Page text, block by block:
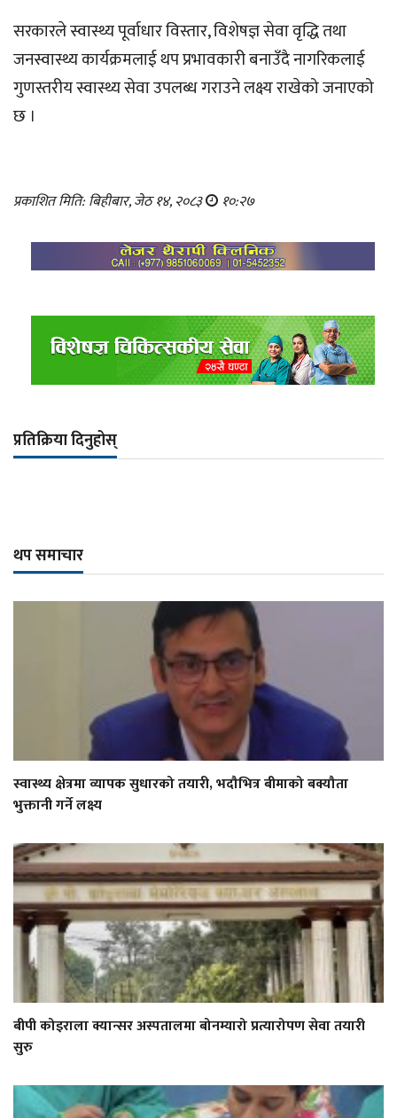
सरकारले स्वास्थ्य पूर्वाधार विस्तार, विशेषज्ञ सेवा वृद्धि तथा
जनस्वास्थ्य कार्यक्रमलाई थप प्रभावकारी बनाउँदै नागरिकलाई
गुणस्तरीय स्वास्थ्य सेवा उपलब्ध गराउने लक्ष्य राखेको जनाएको
छ ।
प्रकाशित मिति: बिहीबार, जेठ १४, २०८३ १०:२७
प्रतिक्रिया दिनुहोस्
थप समाचार
स्वास्थ्य क्षेत्रमा व्यापक सुधारको तयारी, भदौभित्र बीमाको बक्यौता
भुक्तानी गर्ने लक्ष्य
बीपी कोइराला क्यान्सर अस्पतालमा बोनम्यारो प्रत्यारोपण सेवा तयारी
सुरु